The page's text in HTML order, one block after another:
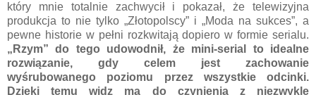
który mnie totalnie zachwycił i pokazał, że telewizyjna
produkcja to nie tylko „Złotopolscy” i „Moda na sukces”, a
pewne historie w pełni rozkwitają dopiero w formie serialu.
„Rzym” do tego udowodnił, że mini-serial to idealne
rozwiązanie, gdy celem jest zachowanie
wyśrubowanego poziomu przez wszystkie odcinki.
Dzięki temu widz ma do czynienia z niezwykle